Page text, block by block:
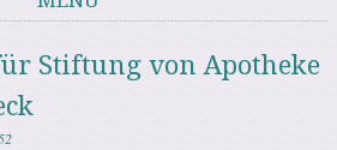
Stiftung von Apotheke